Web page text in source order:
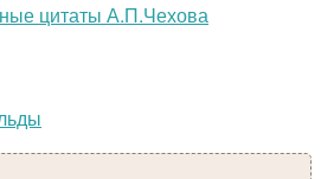
цитаты А.П.Чехова